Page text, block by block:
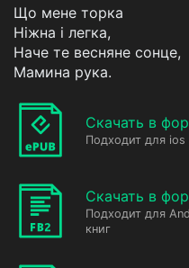
Що мене торка
Ніжна і легка,
Наче те весняне сонце,
Мамина рука.
Скачать в
Подходит для ios
Скачать в
Подходит для
книг